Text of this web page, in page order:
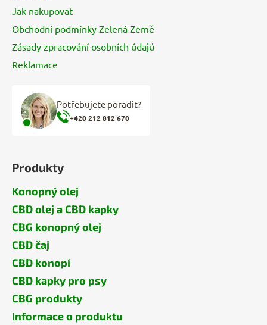
Jak nakupovat
Obchodní podmínky Zelená Země
Zásady zpracování osobních údajů
Reklamace
Potřebujete poradit?
+420 212 812 670
Produkty
Konopný olej
CBD olej a CBD kapky
CBG konopný olej
CBD čaj
CBD konopí
CBD kapky pro psy
CBG produkty
Informace o produktu